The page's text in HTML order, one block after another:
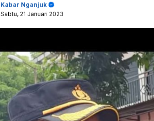
Kabar Nganjuk
Sabtu, 21 Januari 2023